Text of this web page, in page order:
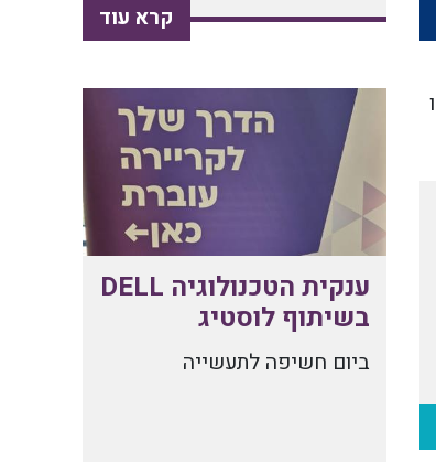
קרא עוד
ענקית הטכנולוגיה DELL
בשיתוף לוסטיג
ביום חשיפה לתעשייה